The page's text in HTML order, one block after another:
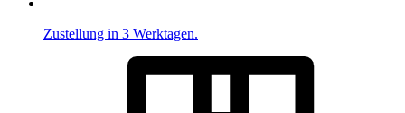
Zustellung in 3 Werktagen.